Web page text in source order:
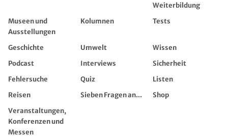
Weiterbildung
Museen und
Ausstellungen
Kolumnen Tests
Geschichte Umwelt
Wissen
Podcast
Interviews
Sicherheit
Fehlersuche
Quiz
Listen
Reisen
Sieben Fragen an...
Shop
Veranstaltungen,
Konferenzen und
Messen